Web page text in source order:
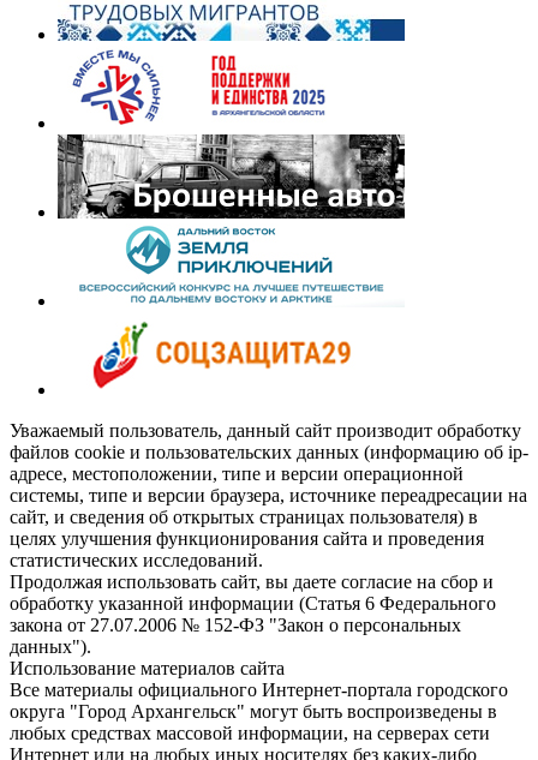
Уважаемый пользователь, данный сайт производит обработку
файлов cookie и пользовательских данных (информацию об ip-
адресе, местоположении, типе и версии операционной
системы, типе и версии браузера, источнике переадресации на
сайт, и сведения об открытых страницах пользователя) в
целях улучшения функционирования сайта и проведения
статистических исследований.
Продолжая использовать сайт, вы даете согласие на сбор и
обработку указанной информации (Статья 6 Федерального
закона от 27.07.2006 № 152-ФЗ "Закон о персональных
данных").
Использование материалов сайта
Все материалы официального Интернет-портала городского
округа "Город Архангельск" могут быть воспроизведены в
любых средствах массовой информации, на серверах сети
Интернет или на любых иных носителях без каких-либо